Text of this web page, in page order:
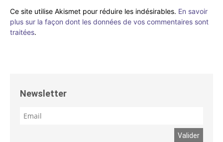
Ce site utilise Akismet pour réduire les indésirables. En savoir
plus sur la façon dont les données de vos commentaires sont
traitées.
Newsletter